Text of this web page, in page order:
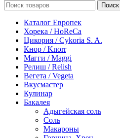
Поиск
Каталог Европек
Хорека / HoReCa
Цикория / Cykoria S. A.
Кнор / Knorr
Магги / Maggi
Релиш / Relish
Вегета / Vegeta
Вкусмастер
Кулинар
Бакалея
Адыгейская соль
Соль
Макароны